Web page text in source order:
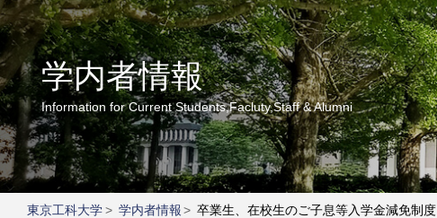
学内者情報
Information for Current Students,Facluty,Staff & Alumni
東京工科大学> 学内者情報 > 卒業生、在校生のご子息等入学金減免制度